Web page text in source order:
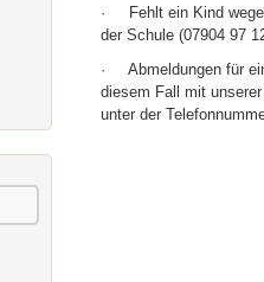
· Fehlt ein Kind
der Schule (07904 97
· Abmeldungen für
diesem Fall mit
unter der